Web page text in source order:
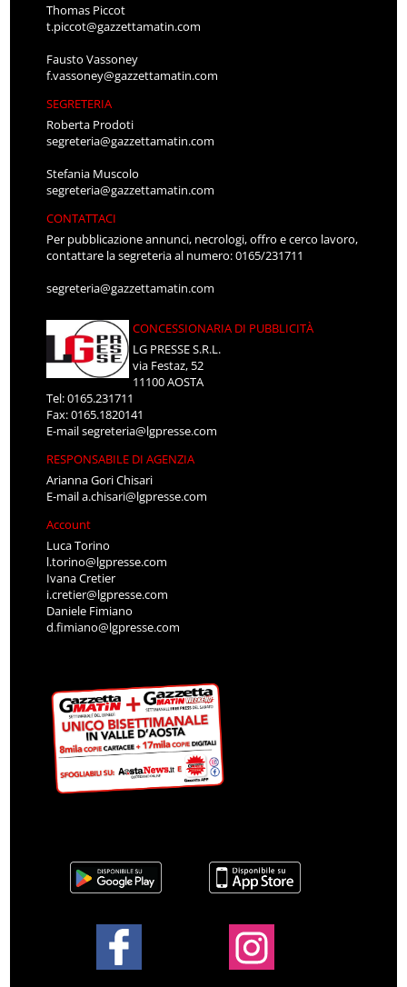
Thomas Piccot
t.piccot@gazzettamatin.com
Fausto Vassoney
f.vassoney@gazzettamatin.com
SEGRETERIA
Roberta Prodoti
segreteria@gazzettamatin.com
Stefania Muscolo
segreteria@gazzettamatin.com
CONTATTACI
Per pubblicazione annunci, necrologi, offro e cerco lavoro,
contattare la segreteria al numero: 0165/231711
segreteria@gazzettamatin.com
CONCESSIONARIA DI PUBBLICITÀ
LG PRESSE S.R.L.
via Festaz, 52
11100 AOSTA
Tel: 0165.231711
Fax: 0165.1820141
E-mailsegreteria@lgpresse.com
RESPONSABILE DI AGENZIA
Arianna Gori Chisari
E-maila.chisari@lgpresse.com
Account
Luca Torino
l.torino@lgpresse.com
Ivana Cretier
i.cretier@lgpresse.com
Daniele Fimiano
d.fimiano@lgpresse.com